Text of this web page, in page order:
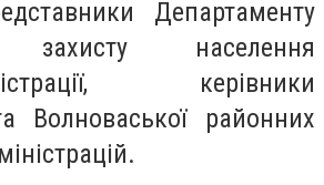
Департаменту
захисту населення
керівники
Волноваської районних